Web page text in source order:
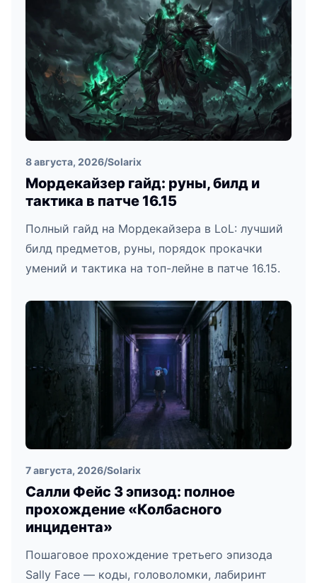
8 августа, 2026/Solarix
Мордекайзер гайд: руны, билд и
тактика в патче 16.15
Полный гайд на Мордекайзера в LoL: лучший
билд предметов, руны, порядок прокачки
умений и тактика на топ-лейне в патче 16.15.
7 августа, 2026/Solarix
Салли Фейс 3 эпизод: полное
прохождение «Колбасного
инцидента»
Пошаговое прохождение третьего эпизода
Sally Face — коды, головоломки, лабиринт